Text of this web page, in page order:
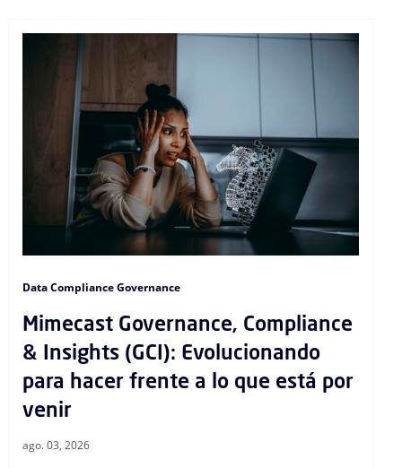
Data Compliance Governance
ago. 03, 2026
Mimecast Governance, Compliance
& Insights (GCI): Evolucionando
para hacer frente a lo que está por
venir